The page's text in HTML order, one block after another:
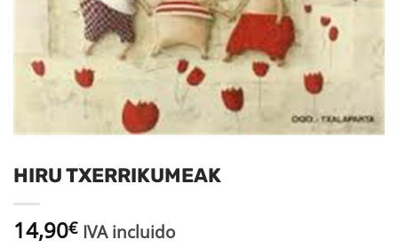
HIRU TXERRIKUMEAK
14,90€ IVA incluido